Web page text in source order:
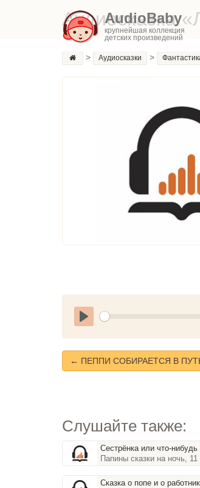
AudioBaby
крупнейшая коллекция
детских произведений
Аудиосказка
> Аудиосказки >
Play
← ПЕППИ СОБИРАЕТСЯ В
Слушайте также:
Сестрёнка или что-нибудь
Папины сказки на ночь, 11
Сказка о попе и о работнике его